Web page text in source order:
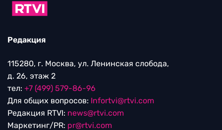
Редакция
115280, г. Москва, ул. Ленинская слобода,
д. 26, этаж 2
тел: +7 (499) 579-86-96
Для общих вопросов: Infortvi@rtvi.com
Редакция RTVI: news@rtvi.com
Маркетинг/PR: pr@rtvi.com